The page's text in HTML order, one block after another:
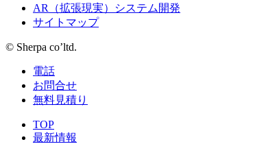
AR（拡張現実）システム開発
サイトマップ
© Sherpa co’ltd.
電話
お問合せ
無料見積り
TOP
最新情報